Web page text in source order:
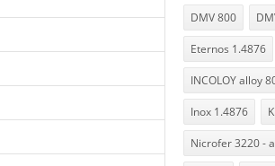
DMV 800
Eternos 1.4876
INCOLOY alloy
Inox 1.4876
Nicrofer 3220 -